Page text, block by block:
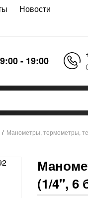
Новости
- 19:00
/ Манометры, термометры,
(1/4", 6